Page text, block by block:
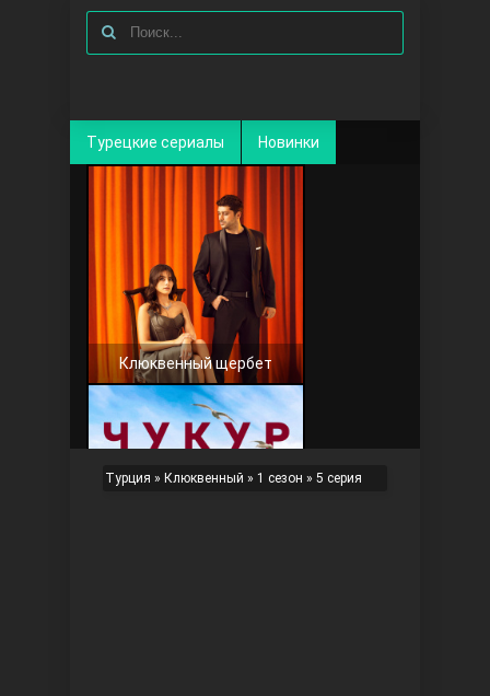
Турецкие сериалы Новинки
Клюквенный щербет
Турция » Клюквенный » 1 сезон » 5 серия